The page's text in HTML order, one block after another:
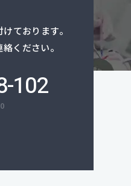
ております。
ください。
102